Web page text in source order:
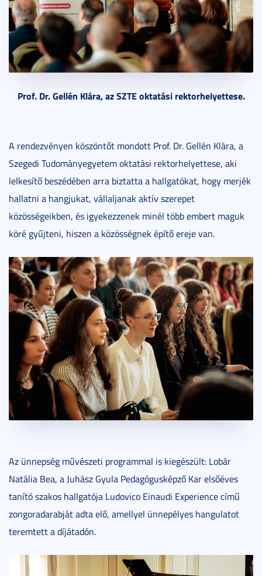
Prof. Dr. Gellén Klára, az SZTE oktatási rektorhelyettese.
A rendezvényen köszöntőt mondott Prof. Dr. Gellén Klára, a
Szegedi Tudományegyetem oktatási rektorhelyettese, aki
lelkesítő beszédében arra biztatta a hallgatókat, hogy merjék
hallatni a hangjukat, vállaljanak aktív szerepet
közösségeikben, és igyekezzenek minél több embert maguk
köré gyűjteni, hiszen a közösségnek építő ereje van.
Az ünnepség művészeti programmal is kiegészült: Lobár
Natália Bea, a Juhász Gyula Pedagógusképző Kar elsőéves
tanító szakos hallgatója Ludovico Einaudi Experience című
zongoradarabját adta elő, amellyel ünnepélyes hangulatot
teremtett a díjátadón.